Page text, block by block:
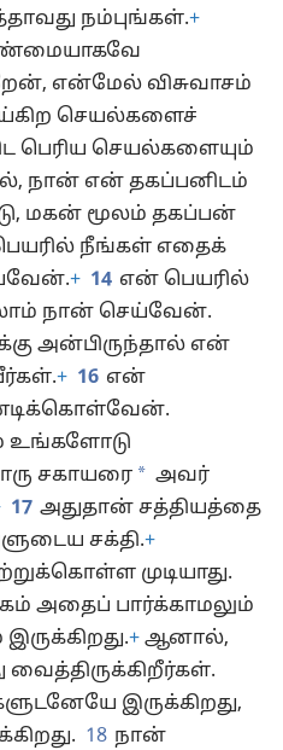
நம்புங்கள்.+
என்மேல் விசுவாசம்
செயல்களைச்
செயல்களையும்
நான் என் தகப்பனிடம்
மகன் மூலம் தகப்பன்
நீங்கள் எதைக்
+ 14 என் பெயரில்
நான் செய்வேன்.
அன்பிருந்தால் என்
+ 16 என்
உங்களோடு
சகாயரை * அவர்
17 அதுதான் சத்தியத்தை
சக்தி.+
முடியாது.
அதைப் பார்க்காமலும்
+ ஆனால்,
இருக்கிறது,
18 நான்